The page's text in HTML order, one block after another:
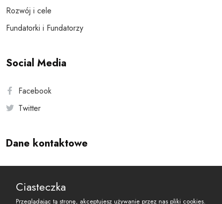
Rozwój i cele
Fundatorki i Fundatorzy
Social Media
Facebook
Twitter
Dane kontaktowe
reset@resetobywatelski.pl
Ciasteczka
Przeglądając tą stronę, akceptujesz używanie przez nas pliki cookies.